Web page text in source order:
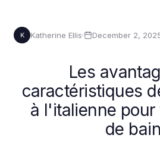
K Katherine Ellis· December 2,
Les
caractéristiques
à l'italienne pour
de bain